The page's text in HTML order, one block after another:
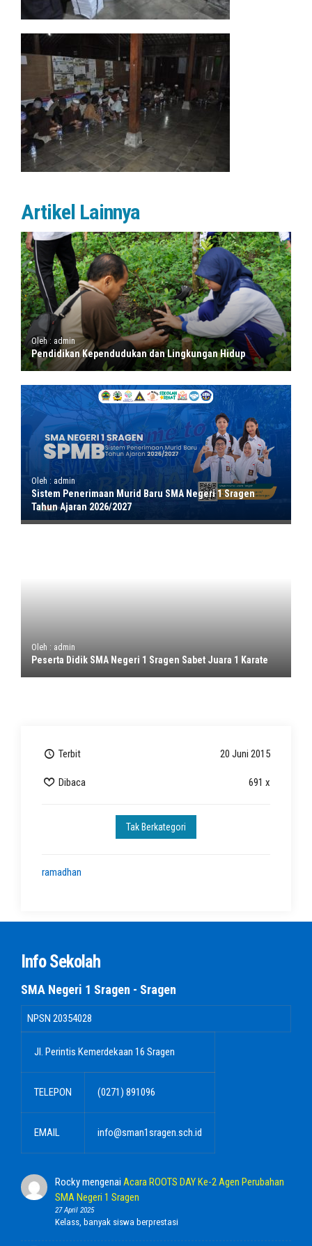
Artikel Lainnya
Oleh : admin
Pendidikan Kependudukan dan Lingkungan Hidup
Oleh : admin
Sistem Penerimaan Murid Baru SMA Negeri 1 Sragen
Tahun Ajaran 2026/2027
Oleh : admin
Peserta Didik SMA Negeri 1 Sragen Sabet Juara 1 Karate
Terbit 20 Juni 2015
Dibaca 691 x
Tak Berkategori
ramadhan
Info Sekolah
SMA Negeri 1 Sragen - Sragen
NPSN 20354028
Jl. Perintis Kemerdekaan 16 Sragen
TELEPON (0271) 891096
EMAIL info@sman1sragen.sch.id
Rockymengenai Acara ROOTS DAY Ke-2 Agen Perubahan
SMA Negeri 1 Sragen
27 April 2025
Kelass, banyak siswa berprestasi